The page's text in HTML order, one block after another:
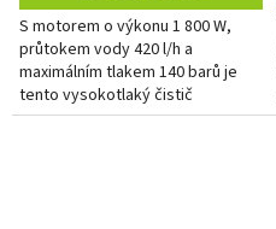
S motorem o výkonu 1 800 W,
průtokem vody 420 l/h a
maximálním tlakem 140 barů je
tento vysokotlaký čistič
POWXG90411 od společnosti